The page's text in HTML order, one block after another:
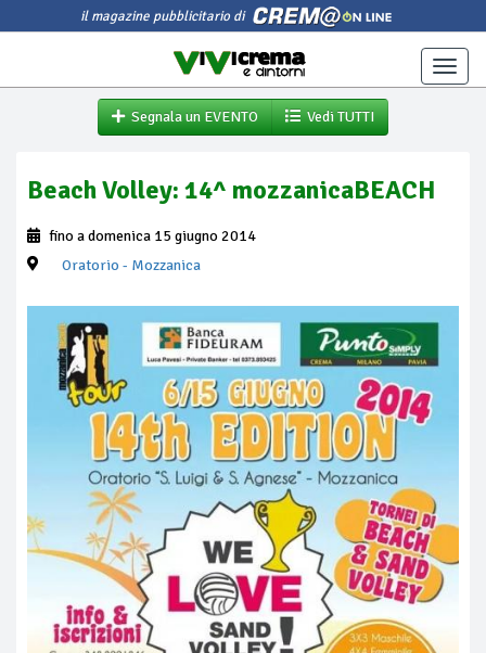
il magazine pubblicitario di
Toggle
Segnala un EVENTO
Vedi TUTTI
Beach Volley: 14^ mozzanicaBEACH
fino a domenica 15 giugno 2014
Oratorio - Mozzanica